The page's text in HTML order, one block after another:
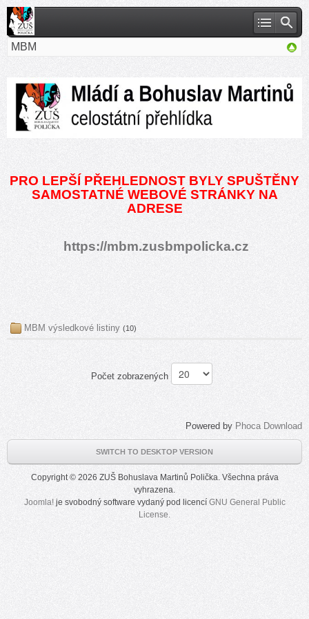
MBM
PRO LEPŠÍ PŘEHLEDNOST BYLY SPUŠTĚNY
SAMOSTATNÉ WEBOVÉ STRÁNKY NA
ADRESE
https://mbm.zusbmpolicka.cz
MBM výsledkové listiny (10)
Počet zobrazených
Powered by Phoca Download
SWITCH TO DESKTOP VERSION
Copyright © 2026 ZUŠ Bohuslava Martinů Polička. Všechna práva
vyhrazena.
Joomla!je svobodný software vydaný pod licencí GNU General Public
License.